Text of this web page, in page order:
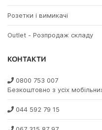
Розетки і вимикачі
Outlet - Розпродаж складу
КОНТАКТИ
0800 753 007
Безкоштовно з усіх
044 592 79 15